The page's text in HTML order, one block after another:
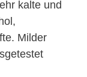
kalte und
Milder